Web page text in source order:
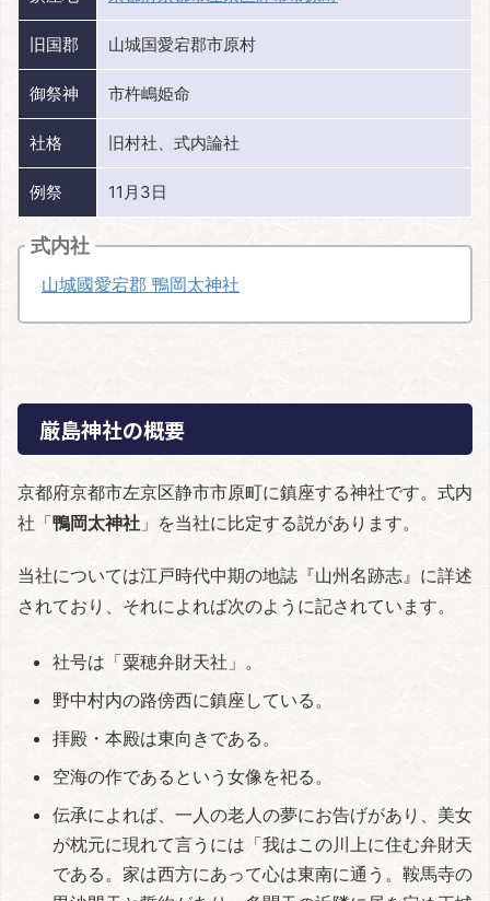
旧国郡 山城国愛宕郡市原村
御祭神 市杵嶋姫命
社格 旧村社、式内論社
例祭 11月3日
式内社
山城國愛宕郡 鴨岡太神社
厳島神社の概要
京都府京都市左京区静市市原町に鎮座する神社です。式内
社「鴨岡太神社 」を当社に比定する説があります。
当社については江戸時代中期の地誌『山州名跡志』に詳述
されており、それによれば次のように記されています。
社号は「粟穂弁財天社」。
野中村内の路傍西に鎮座している。
拝殿・本殿は東向きである。
空海の作であるという女像を祀る。
伝承によれば、一人の老人の夢にお告げがあり、美女
が枕元に現れて言うには「我はこの川上に住む弁財天
である。家は西方にあって心は東南に通う。鞍馬寺の